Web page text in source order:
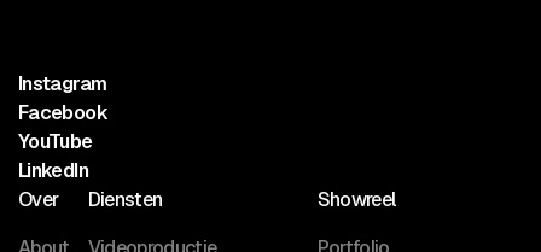
Instagram
Facebook
YouTube
LinkedIn
Over
Diensten
Showreel